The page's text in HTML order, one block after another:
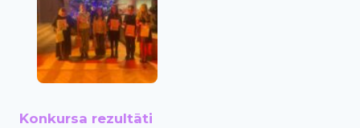
Konkursa rezultāti